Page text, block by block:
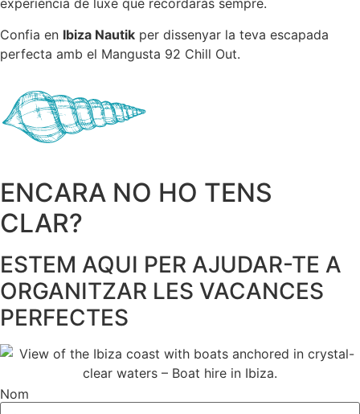
experiència de luxe que recordaràs sempre.
Confia en Ibiza Nautik per dissenyar la teva escapada
perfecta amb el Mangusta 92 Chill Out.
ENCARA NO HO TENS
CLAR?
ESTEM AQUI PER AJUDAR-TE A
ORGANITZAR LES VACANCES
PERFECTES
Nom